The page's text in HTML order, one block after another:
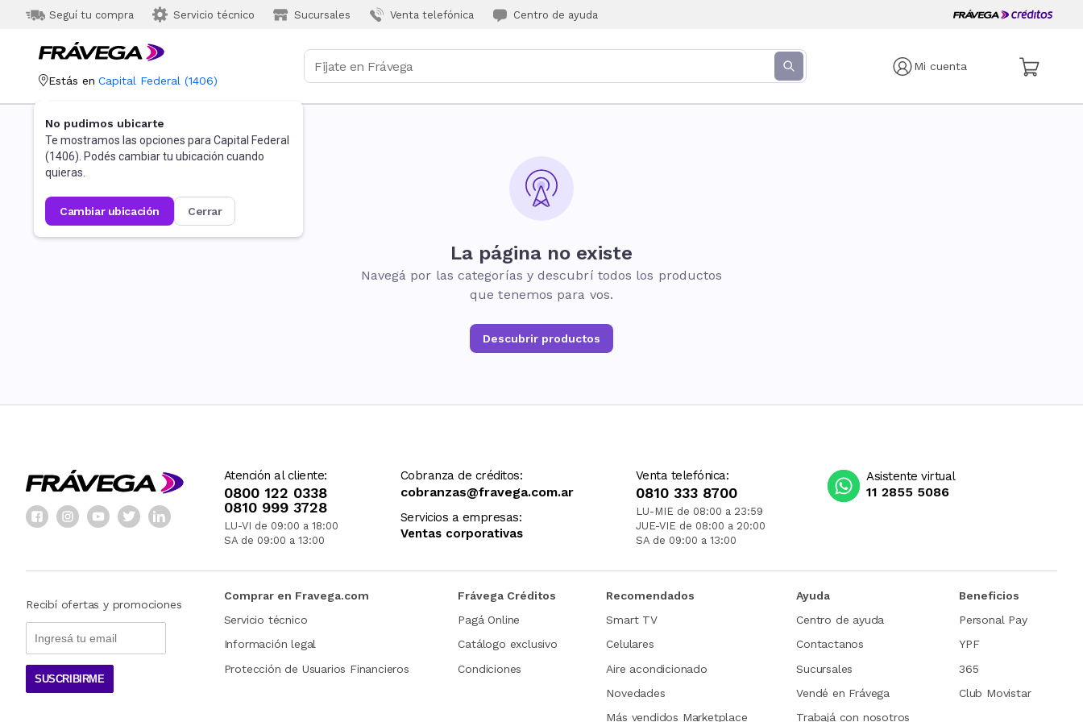
Seguí tu compra Servicio técnico Sucursales Venta telefónica Centro de ayuda
Mi cuenta
Estás en Capital Federal (1406)
No pudimos ubicarte
Te mostramos las opciones para Capital Federal
(1406). Podés cambiar tu ubicación cuando
quieras.
cambiar ubicación cerrar
La página no existe
Navegá por las categorías y descubrí todos los productos
que tenemos para vos.
Descubrir productos
Atención al cliente:
0800 122 0338
0810 999 3728
LU-VI de 09:00 a 18:00
SA de 09:00 a 13:00
Cobranza de créditos:
cobranzas@fravega.com.ar
Servicios a empresas:
Ventas corporativas
Venta telefónica:
0810 333 8700
LU-MIE de 08:00 a 23:59
JUE-VIE de 08:00 a 20:00
SA de 09:00 a 13:00
Asistente virtual
11 2855 5086
Recibí ofertas y promociones
SUSCRIBIRME
Comprar en Fravega.com
Servicio técnico
Información legal
Protección de Usuarios Financieros
Frávega Créditos
Pagá Online
Catálogo exclusivo
Condiciones
Recomendados
Smart TV
Celulares
Aire acondicionado
Novedades
Más vendidos Marketplace
Ayuda
Centro de ayuda
Contactanos
Sucursales
Vendé en Frávega
Trabajá con nosotros
Beneficios
Personal Pay
YPF
365
Club Movistar